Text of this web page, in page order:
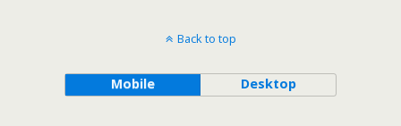
Back to top
Mobile Desktop